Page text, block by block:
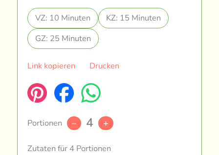
VZ: 10 Minuten
KZ: 15 Minuten
GZ: 25 Minuten
Link kopieren Drucken
Portionen – 4 +
Zutaten für 4 Portionen